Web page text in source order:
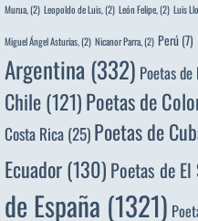
Murua, (2) Leopoldo de Luis, (2) León Felipe, (2) Luis
Miguel Ángel Asturias, (2) Nicanor Parra, (2) Perú (7)
Argentina (332) Poetas
Chile(121)Poetas de
Costa Rica(25)Poetas de
Ecuador(130) Poetas de
de España (1321)